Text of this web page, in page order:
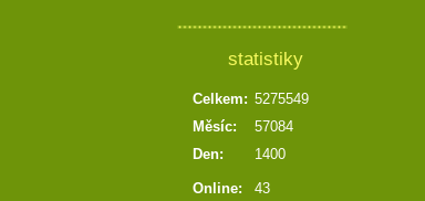
statistiky
Online: 43
Celkem: 5275549
Měsíc:
57084
Den:
1400